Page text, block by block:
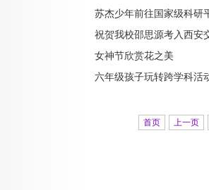
苏杰少年前往国家级科研
祝贺我校邵思源考入西安
女神节欣赏花之美
六年级孩子玩转跨学科活
首页 上一页